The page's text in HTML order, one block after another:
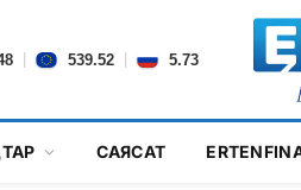
539.52 5.73
САЯСАТ